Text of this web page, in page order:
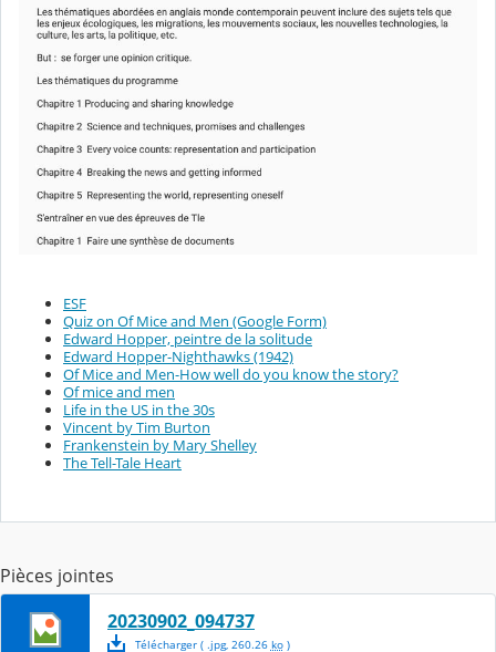
ESF
Quiz on Of Mice and Men (Google Form)
Edward Hopper, peintre de la solitude
Edward Hopper-Nighthawks (1942)
Of Mice and Men-How well do you know the story?
Of mice and men
Life in the US in the 30s
Vincent by Tim Burton
Frankenstein by Mary Shelley
The Tell-Tale Heart
Pièces jointes
20230902_094737
Télécharger( .jpg, 260.26 ko)